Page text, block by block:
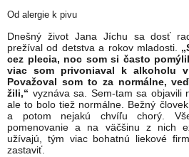
Od alergie k pivu
Dnešný život Jana Jíchu sa dosť
prežíval od detstva a rokov mladosti.
cez plecia, noc som si často
viac som privoniaval k alkoholu v
Považoval som to za normálne,
žili,“ vyznáva sa. Sem-tam sa objavili
ale to bolo tiež normálne. Bežný
a potom nejakú chvíľu chorý.
pomenovanie a na väčšinu z nich
užívajú, tým viac bohatnú liekové
zastaviť.